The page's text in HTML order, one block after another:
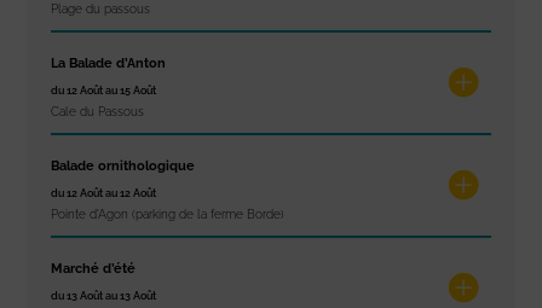
Plage du passous
La Balade d’Anton
du 12 Août au 15 Août
Cale du Passous
Balade ornithologique
du 12 Août au 12 Août
Pointe d'Agon (parking de la ferme Borde)
Marché d’été
du 13 Août au 13 Août